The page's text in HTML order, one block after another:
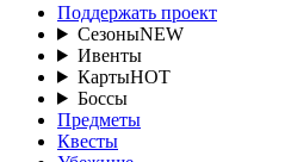
Поддержать проект
СезоныNEW
Ивенты
КартыHOT
Боссы
Предметы
Квесты